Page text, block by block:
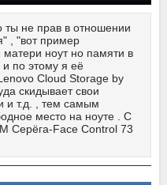
ты не прав в отношении
, "вот пример
ноут но памяти в
и по этому я её
Cloud Storage by
скидывает свои
и т.д. , тем самым
место на ноуте . С
Face Control 73